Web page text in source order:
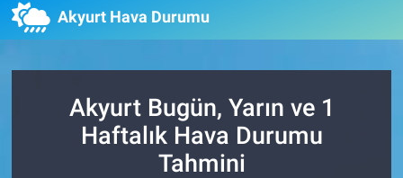
Akyurt Hava Durumu
Akyurt Bugün, Yarın ve 1
Haftalık Hava Durumu
Tahmini